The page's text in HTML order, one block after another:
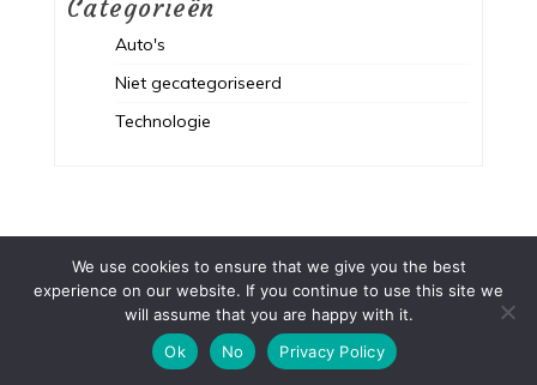
Categorieën
Auto's
Niet gecategoriseerd
Technologie
Proudly powered by WordPress|Theme :New Blog a free
WordPress theme
: by :Postmagthemes
We use cookies to ensure that we give you the best
experience on our website. If you continue to use this site we
will assume that you are happy with it.
Ok
No Privacy Policy